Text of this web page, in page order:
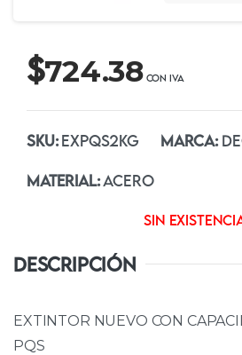
$724.38
SKU: EXPQS2KG MARCA:
MATERIAL:ACERO
Sin
DESCRIPCIÓN
EXTINTOR NUEVO CON
PQS